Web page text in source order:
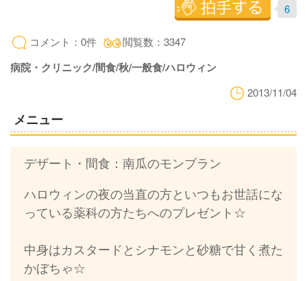
6
コメント：0件 閲覧数：3347
病院・クリニック/間食/秋/一般食/ハロウィン
2013/11/04
メニュー
デザート・間食：南瓜のモンブラン
ハロウィンの夜の当直の方といつもお世話にな
っている薬科の方たちへのプレゼント☆
中身はカスタードとシナモンと砂糖で甘く煮た
かぼちゃ☆